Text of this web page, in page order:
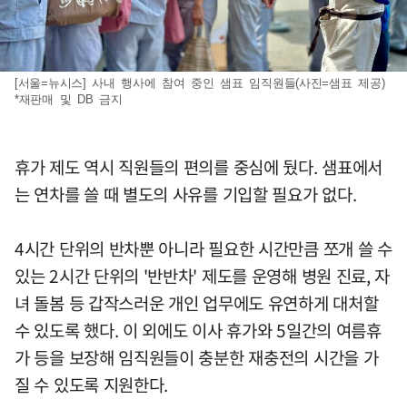
[서울=뉴시스] 사내 행사에 참여 중인 샘표 임직원들(사진=샘표 제공)
*재판매 및 DB 금지
휴가 제도 역시 직원들의 편의를 중심에 뒀다. 샘표에서
는 연차를 쓸 때 별도의 사유를 기입할 필요가 없다.
4시간 단위의 반차뿐 아니라 필요한 시간만큼 쪼개 쓸 수
있는 2시간 단위의 '반반차' 제도를 운영해 병원 진료, 자
녀 돌봄 등 갑작스러운 개인 업무에도 유연하게 대처할
수 있도록 했다. 이 외에도 이사 휴가와 5일간의 여름휴
가 등을 보장해 임직원들이 충분한 재충전의 시간을 가
질 수 있도록 지원한다.